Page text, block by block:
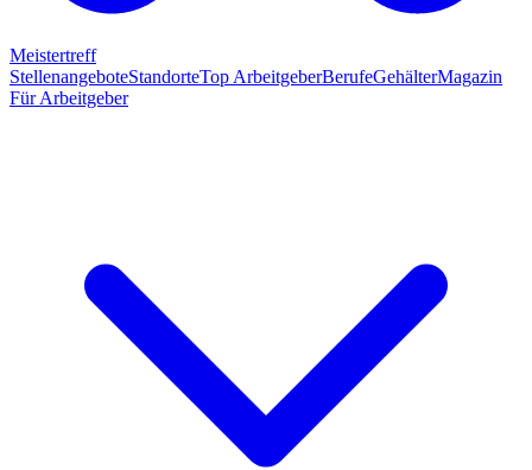
Meistertreff
StellenangeboteStandorteTop ArbeitgeberBerufeGehälterMagazin
Für Arbeitgeber